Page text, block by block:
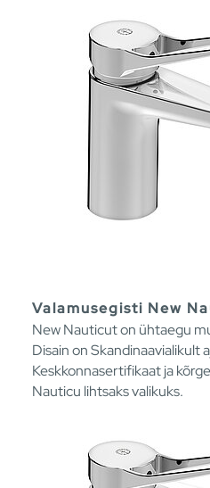
Valamusegisti New
New Nauticut on ühtaegu
Disain on Skandinaavialikult
Keskkonnasertifikaat ja
Nauticu lihtsaks valikuks.